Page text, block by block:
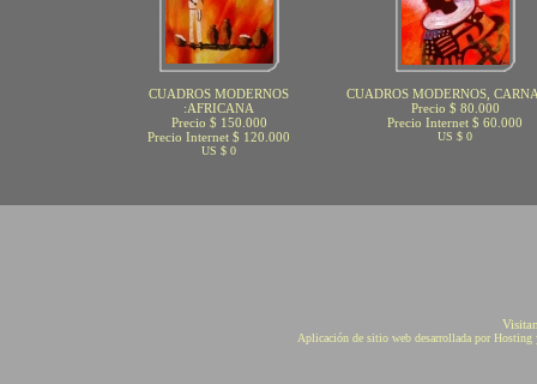
CUADROS MODERNOS
:AFRICANA
Precio $ 150.000
Precio Internet $ 120.000
US $ 0
CUADROS MODERNOS,
Precio $ 80.000
Precio Internet $ 60.000
US $ 0
Aplicación de sitio web desarrollada por